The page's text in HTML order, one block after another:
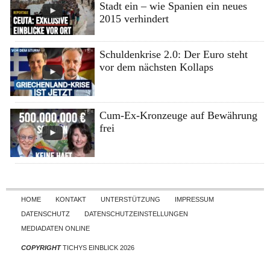
Stadt ein – wie Spanien ein neues
2015 verhindert
Schuldenkrise 2.0: Der Euro steht
vor dem nächsten Kollaps
Cum-Ex-Kronzeuge auf Bewährung
frei
Skip to content
HOME KONTAKT UNTERSTÜTZUNG
IMPRESSUM
DATENSCHUTZ
DATENSCHUTZEINSTELLUNGEN
MEDIADATEN ONLINE
COPYRIGHTTICHYS EINBLICK 2026